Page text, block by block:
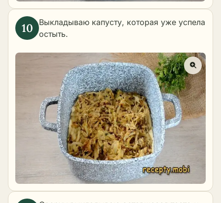
Выкладываю капусту, которая уже успела
остыть.